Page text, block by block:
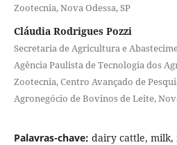
Zootecnia, Nova Odessa, SP
Cláudia Rodrigues Pozzi
Secretaria de Agricultura e
Agência Paulista de Tecnologia dos
Zootecnia, Centro Avançado de
Agronegócio de Bovinos de Leite,
Palavras-chave: dairy cattle, milk,